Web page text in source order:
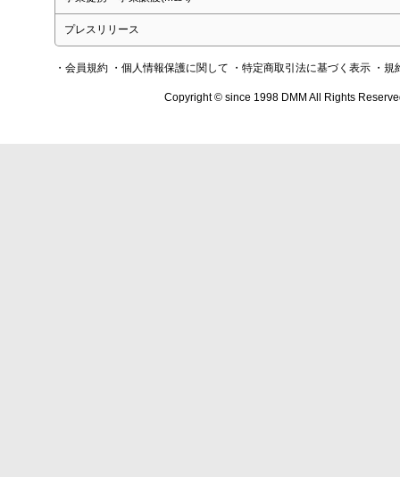
プレスリリース
・会員規約 ・個人情報保護に関して ・特定商取引法に基づく表示 ・規
Copyright © since 1998 DMM All Rights